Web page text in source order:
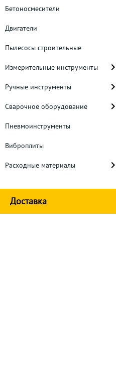
Бетоносмесители
Двигатели
Пылесосы строительные
Измерительные инструменты
Ручные инструменты
Сварочное оборудование
Пневмоинструменты
Виброплиты
Расходные материалы
Доставка